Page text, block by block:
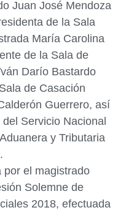
Juan José Mendoza
de la Sala
María Carolina
de la Sala de
Darío Bastardo
de Casación
Guerrero, así
Servicio Nacional
y Tributaria
por el magistrado
Solemne de
2018, efectuada